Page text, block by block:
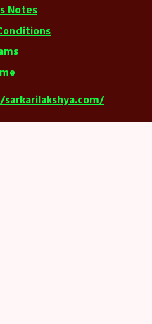
Notes